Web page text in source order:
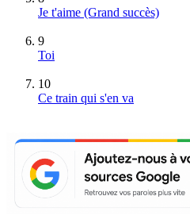
Je t'aime (Grand succès)
9
Toi
10
Ce train qui s'en va